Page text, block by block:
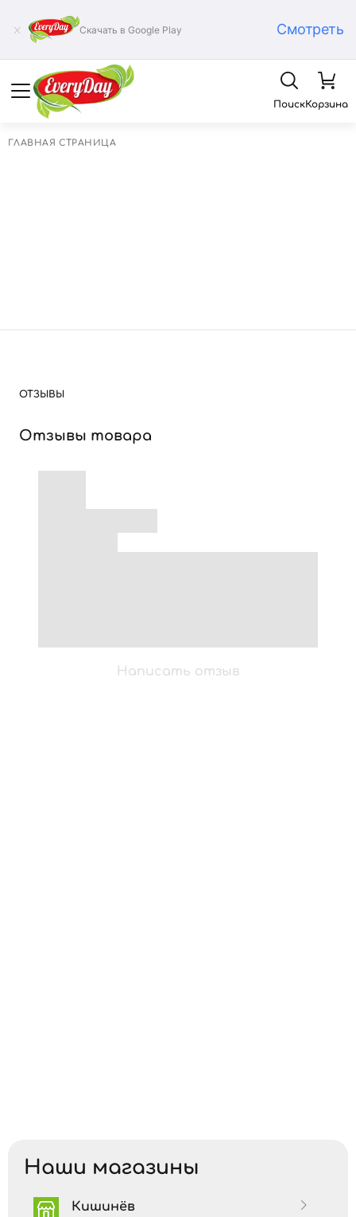
Скачать в Google Play Смотреть
ПоискКорзина
ГЛАВНАЯ СТРАНИЦА
ОТЗЫВЫ
Отзывы товара
Написать отзыв
Наши магазины
Кишинёв